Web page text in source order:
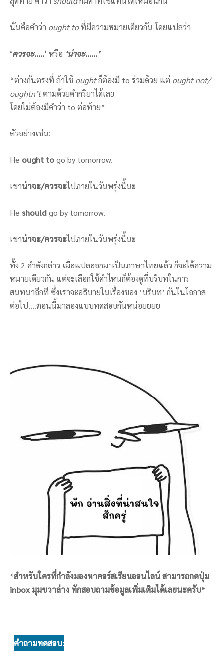
นั่นคือคำว่า ought toที่มีความหมายเดียวกัน โดยแปลว่า
‘ควรจะ…..‘ หรือ ‘น่าจะ……’
“ต่างกันตรงที่ ถ้าใช้ oughtก็ต้องมี to ร่วมด้วย แต่ ought not/
oughtn’tตามด้วยคำกริยาได้เลย
โดยไม่ต้องมีคำว่า to ต่อท้าย”
ตัวอย่างเช่น:
He ought togo by tomorrow.
เขาน่าจะ/ควรจะไปภายในวันพรุ่งนี้นะ
He shouldgo by tomorrow.
เขาน่าจะ/ควรจะไปภายในวันพรุ่งนี้นะ
ทั้ง 2 คำดังกล่าว เมื่อแปลออกมาเป็นภาษาไทยแล้ว ก็จะได้ความ
หมายเดียวกัน แต่จะเลือกใช้คำไหนก็ต้องดูที่บริบทในการ
สนทนาอีกที ซึ่งเราจะอธิบายในเรื่องของ ‘บริบท’ กันในโอกาส
ต่อไป….ตอนนี้มาลองแบบทดสอบกันหน่อยยยย
*สำหรับใครที่กำลังมองหาคอร์สเรียนออนไลน์ สามารถกดปุ่ม
inbox มุมขวาล่าง ทักสอบถามข้อมูลเพิ่มเติมได้เลยนะครับ*
คำถามทดสอบ: